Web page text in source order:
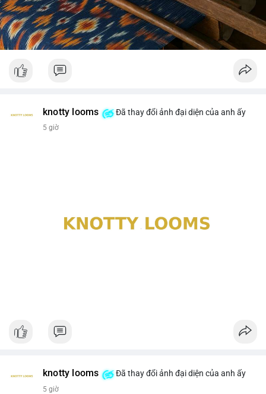
knotty looms Đã thay đổi ảnh đại diện của anh ấy
5 giờ
knotty looms Đã thay đổi ảnh đại diện của anh ấy
5 giờ